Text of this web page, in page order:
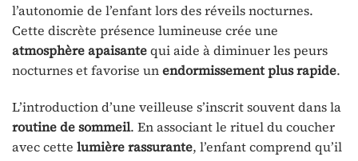
l’autonomie de l’enfant lors des réveils nocturnes.
Cette discrète présence lumineuse crée une
atmosphère apaisantequi aide à diminuer les peurs
nocturnes et favorise unendormissement plus rapide.
L’introduction d’une veilleuse s’inscrit souvent dans la
routine de sommeil. En associant le rituel du coucher
avec cette lumière rassurante, l’enfant comprend qu’il